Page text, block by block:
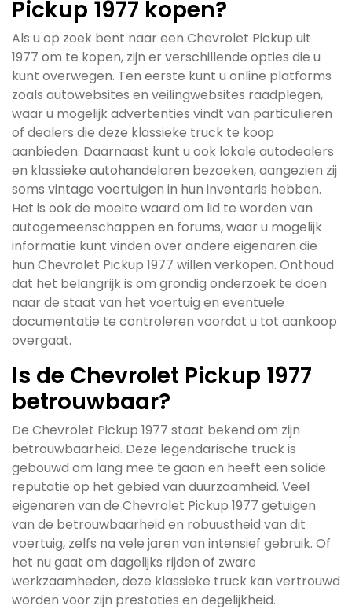
Pickup 1977 kopen?
Als u op zoek bent naar een Chevrolet Pickup uit
1977 om te kopen, zijn er verschillende opties die u
kunt overwegen. Ten eerste kunt u online platforms
zoals autowebsites en veilingwebsites raadplegen,
waar u mogelijk advertenties vindt van particulieren
of dealers die deze klassieke truck te koop
aanbieden. Daarnaast kunt u ook lokale autodealers
en klassieke autohandelaren bezoeken, aangezien zij
soms vintage voertuigen in hun inventaris hebben.
Het is ook de moeite waard om lid te worden van
autogemeenschappen en forums, waar u mogelijk
informatie kunt vinden over andere eigenaren die
hun Chevrolet Pickup 1977 willen verkopen. Onthoud
dat het belangrijk is om grondig onderzoek te doen
naar de staat van het voertuig en eventuele
documentatie te controleren voordat u tot aankoop
overgaat.
Is de Chevrolet Pickup 1977
betrouwbaar?
De Chevrolet Pickup 1977 staat bekend om zijn
betrouwbaarheid. Deze legendarische truck is
gebouwd om lang mee te gaan en heeft een solide
reputatie op het gebied van duurzaamheid. Veel
eigenaren van de Chevrolet Pickup 1977 getuigen
van de betrouwbaarheid en robuustheid van dit
voertuig, zelfs na vele jaren van intensief gebruik. Of
het nu gaat om dagelijks rijden of zware
werkzaamheden, deze klassieke truck kan vertrouwd
worden voor zijn prestaties en degelijkheid.